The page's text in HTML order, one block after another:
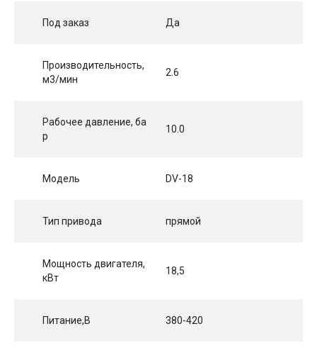
Под заказ Да
Производительность,
м3/мин
2.6
Рабочее давление, ба
р
10.0
Модель DV-18
Тип привода прямой
Мощность двигателя,
кВт
18,5
Питание,В 380-420